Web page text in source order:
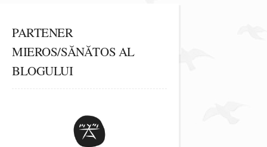
PARTENER
MIEROS/SĂNĂTOS AL
BLOGULUI